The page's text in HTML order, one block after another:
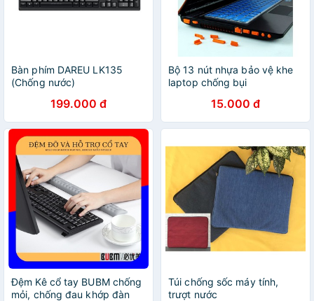
Bàn phím DAREU LK135
(Chống nước)
199.000 đ
Bộ 13 nút nhựa bảo vệ khe
laptop chống bụi
15.000 đ
Đệm Kê cổ tay BUBM chống
mỏi, chống đau khớp đàn
Túi chống sốc máy tính,
trượt nước